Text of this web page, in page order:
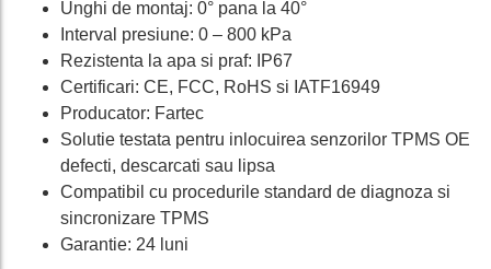
Unghi de montaj: 0° pana la 40°
Interval presiune: 0 – 800 kPa
Rezistenta la apa si praf: IP67
Certificari: CE, FCC, RoHS si IATF16949
Producator: Fartec
Solutie testata pentru inlocuirea senzorilor TPMS OE
defecti, descarcati sau lipsa
Compatibil cu procedurile standard de diagnoza si
sincronizare TPMS
Garantie: 24 luni